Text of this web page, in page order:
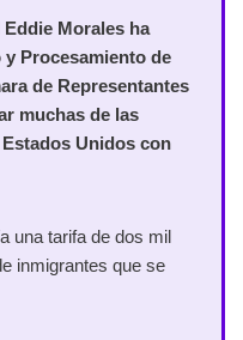
Morales ha
y Procesamiento de
de Representantes
muchas de las
Unidos con
una tarifa de dos mil
inmigrantes que se